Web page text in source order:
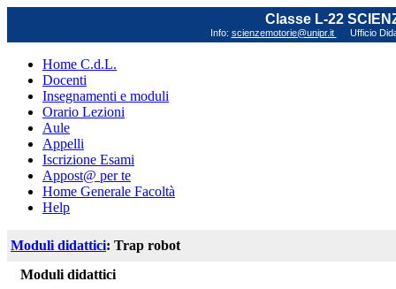
Classe L-22
Info: scienzemotorie@unipr.it Ufficio
Home C.d.L.
Docenti
Insegnamenti e moduli
Orario Lezioni
Aule
Appelli
Iscrizione Esami
Appost@ per te
Home Generale Facoltà
Help
Moduli didattici: Trap robot
Moduli didattici